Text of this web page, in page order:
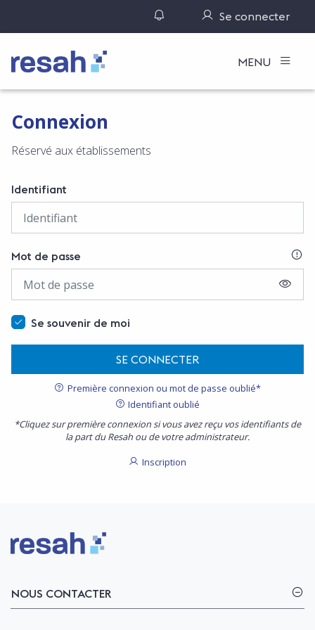
Gérer ses notifications
Se connecter
Logo Resah MENU
Connexion
Réservé aux établissements
Identifiant
Mot de passe
Se souvenir de moi
SE CONNECTER
Première connexion ou mot de passe oublié*
Identifiant oublié
*Cliquez sur première connexion si vous avez reçu vos identifiants de
la part du Resah ou de votre administrateur.
Inscription
Logo Resah
NOUS CONTACTER